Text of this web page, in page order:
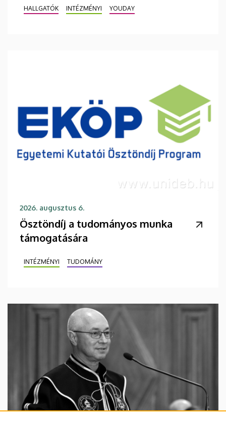
HALLGATÓK INTÉZMÉNYI YOUDAY
2026. augusztus 6.
Ösztöndíj a tudományos munka
támogatására
INTÉZMÉNYI TUDOMÁNY